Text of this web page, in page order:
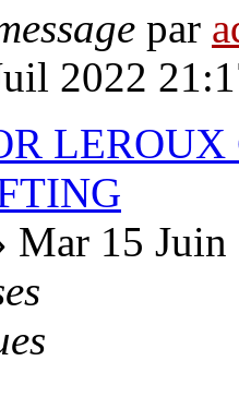
par
2022
Mar 15